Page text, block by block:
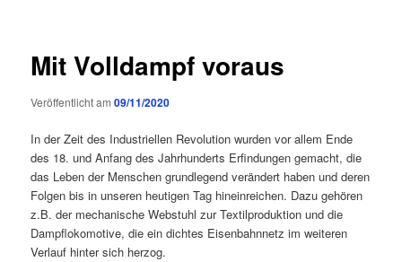
Mit Volldampf voraus
Veröffentlicht am09/11/2020
In der Zeit des Industriellen Revolution wurden vor allem Ende
des 18. und Anfang des Jahrhunderts Erfindungen gemacht, die
das Leben der Menschen grundlegend verändert haben und deren
Folgen bis in unseren heutigen Tag hineinreichen. Dazu gehören
z.B. der mechanische Webstuhl zur Textilproduktion und die
Dampflokomotive, die ein dichtes Eisenbahnnetz im weiteren
Verlauf hinter sich herzog.